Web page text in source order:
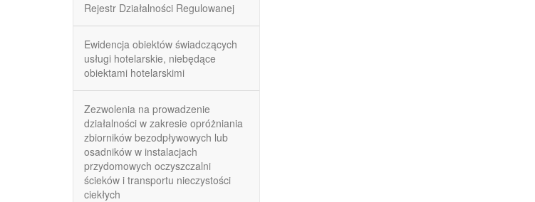
Rejestr Działalności Regulowanej
Ewidencja obiektów świadczących
usługi hotelarskie, niebędące
obiektami hotelarskimi
Zezwolenia na prowadzenie
działalności w zakresie opróżniania
zbiorników bezodpływowych lub
osadników w instalacjach
przydomowych oczyszczalni
ścieków i transportu nieczystości
ciekłych